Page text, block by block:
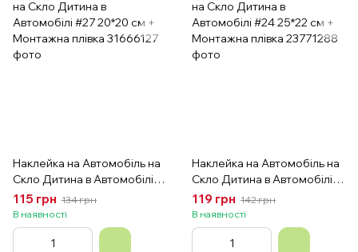
Наклейка на Автомобіль на
Скло Дитина в Автомобілі
#27 20*20 см + Монтажна
плівка
115 грн 134 грн
В наявності
Наклейка на Автомобіль на
Скло Дитина в Автомобілі
#24 25*22 см + Монтажна
плівка
119 грн 142 грн
В наявності